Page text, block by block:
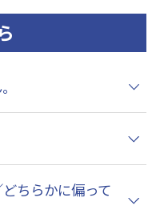
ちらかに偏って